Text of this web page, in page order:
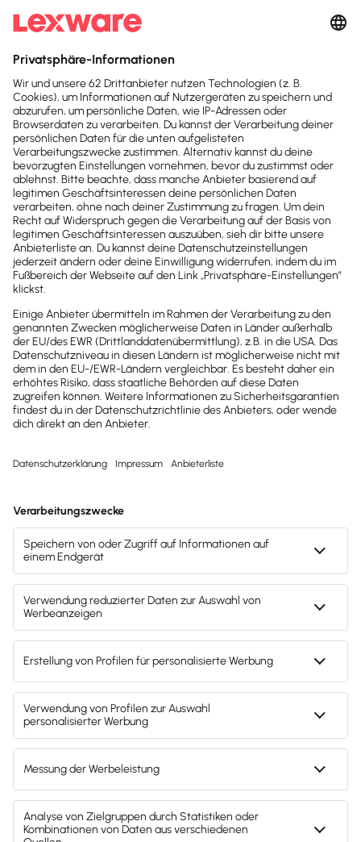
Der Kanzlei Podcast
Heute erfahren, was morgen relevant ist
Dein Extra-Schub auf der
Zukunftsgeraden!